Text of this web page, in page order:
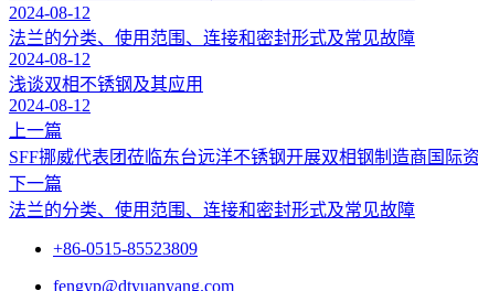
2024-08-12
法兰的分类、使用范围、连接和密封形式及常见故障
2024-08-12
浅谈双相不锈钢及其应用
2024-08-12
上一篇
SFF挪威代表团莅临东台远洋不锈钢开展双相钢制造商国际
下一篇
法兰的分类、使用范围、连接和密封形式及常见故障
+86-0515-85523809
fengyp@dtyuanyang.com